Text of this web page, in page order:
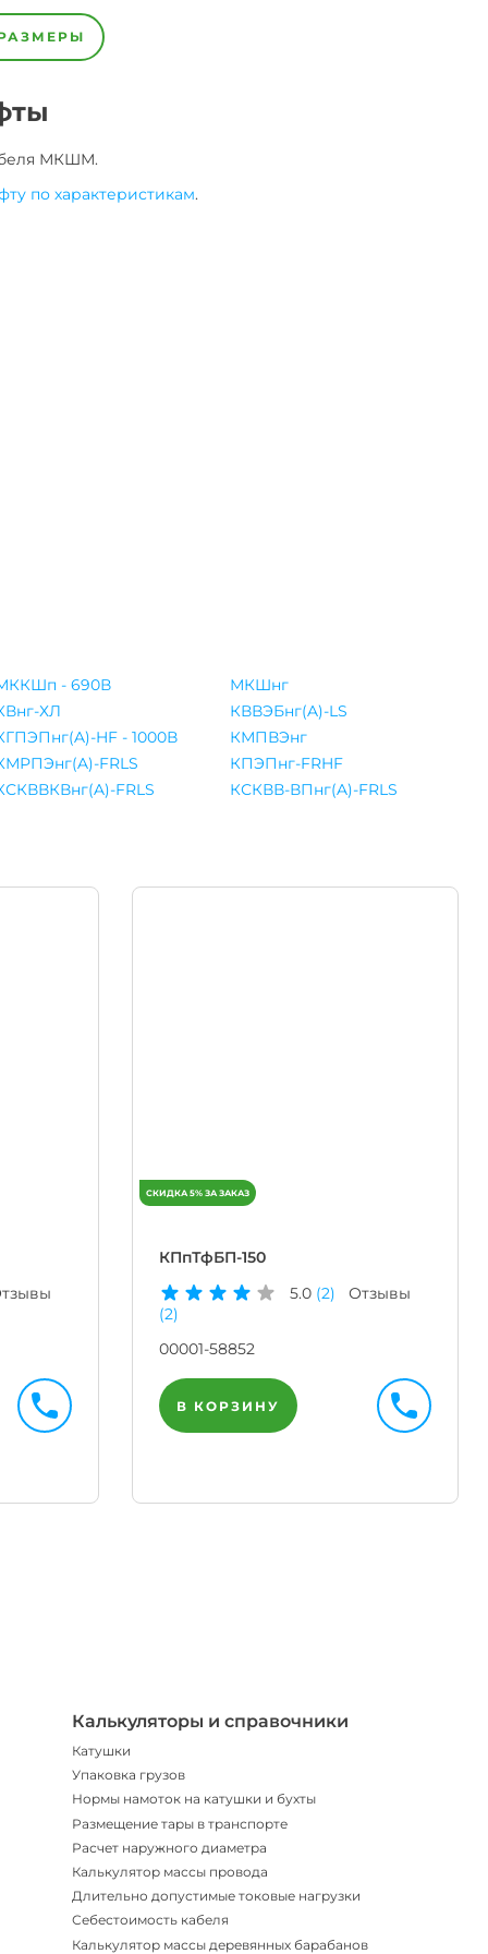
МКШМ.
по характеристикам.
- 690В
МКШнг
ХЛ
КВВЭБнг(A)-LS
HF - 1000В
КМПВЭнг
FRLS
КПЭПнг-FRHF
FRLS
КСКВВ-ВПнг(A)-FRLS
КПпТфБП-150
5.0 (2)
Отзывы
(2)
00001-58852
В КОРЗИНУ
Калькуляторы и справочники
Катушки
Упаковка грузов
Нормы намоток на катушки и бухты
Размещение тары в транспорте
Расчет наружного диаметра
Калькулятор массы провода
Длительно допустимые токовые нагрузки
Себестоимость кабеля
Калькулятор массы деревянных барабанов